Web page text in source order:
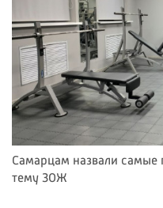
Самарцам назвали самые
тему ЗОЖ